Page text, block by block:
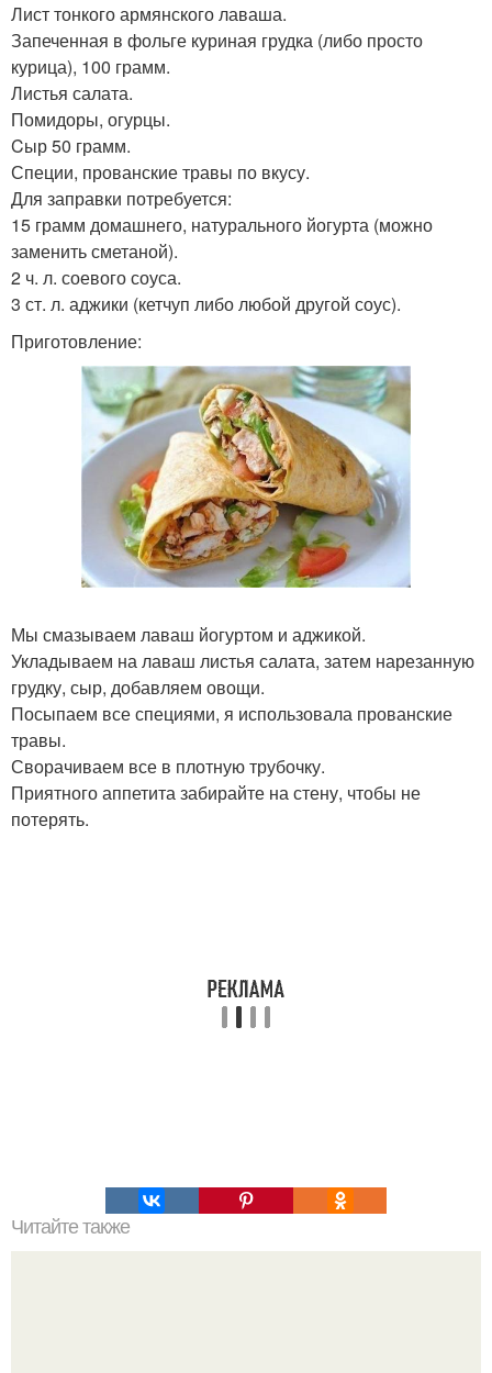
Лист тонкого армянского лаваша.
Запеченная в фольге куриная грудка (либо просто
курица), 100 грамм.
Листья салата.
Помидоры, огурцы.
Cыр 50 грамм.
Специи, прованские травы по вкусу.
Для заправки потребуется:
15 грамм домашнего, натурального йогурта (можно
заменить сметаной).
2 ч. л. соевого соуса.
3 ст. л. аджики (кетчуп либо любой другой соус).
Приготовление:
Мы смазываем лаваш йогуртом и аджикой.
Укладываем на лаваш листья салата, затем нарезанную
грудку, сыр, добавляем овощи.
Посыпаем все специями, я использовала прованские
травы.
Сворачиваем все в плотную трубочку.
Приятного аппетита забирайте на стену, чтобы не
потерять.
Читайте также